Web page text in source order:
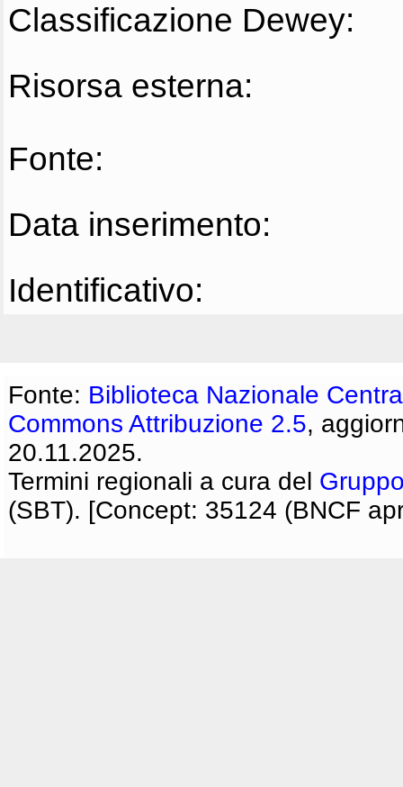
Classificazione Dewey:
Risorsa esterna:
Fonte:
Data inserimento:
Identificativo:
Fonte: Biblioteca Nazionale
Commons Attribuzione 2.5,
20.11.2025.
Termini regionali a cura del
(SBT). [Concept: 35124 (BNCF